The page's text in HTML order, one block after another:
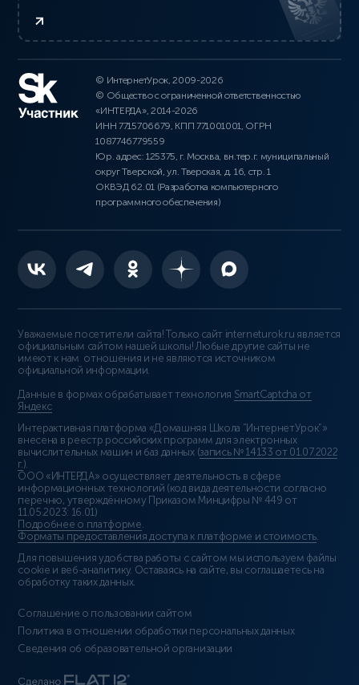
© ИнтернетУрок, 2009-2026
© Общество с ограниченной ответственностью
«ИНТЕРДА», 2014-2026
ИНН 7715706679, КПП 771001001, ОГРН
1087746779559
Юр. адрес: 125375, г. Москва, вн.тер.г. муниципальный
округ Тверской, ул. Тверская, д. 16, стр. 1
ОКВЭД 62.01 (Разработка компьютерного
программного обеспечения)
Уважаемые посетители сайта! Только сайт interneturok.ru является
официальным сайтом нашей школы! Любые другие сайты не
имеют к нам отношения и не являются источником
официальной информации.
Данные в формах обрабатывает технология SmartCaptcha от
Яндекс
Интерактивная платформа «Домашняя Школа “ИнтернетУрок”»
внесена в реестр российских программ для электронных
вычислительных машин и баз данных (запись № 14133 от 01.07.2022
г.).
ООО «ИНТЕРДА» осуществляет деятельность в сфере
информационных технологий (код вида деятельности согласно
перечню, утверждённому Приказом Минцифры № 449 от
11.05.2023: 16.01)
Подробнее о платформе.
Форматы предоставления доступа к платформе и стоимость.
Для повышения удобства работы с сайтом мы используем файлы
cookie и веб-аналитику. Оставаясь на сайте, вы соглашаетесь на
обработку таких данных.
Соглашение о пользовании сайтом
Политика в отношении обработки персональных данных
Сведения об образовательной организации